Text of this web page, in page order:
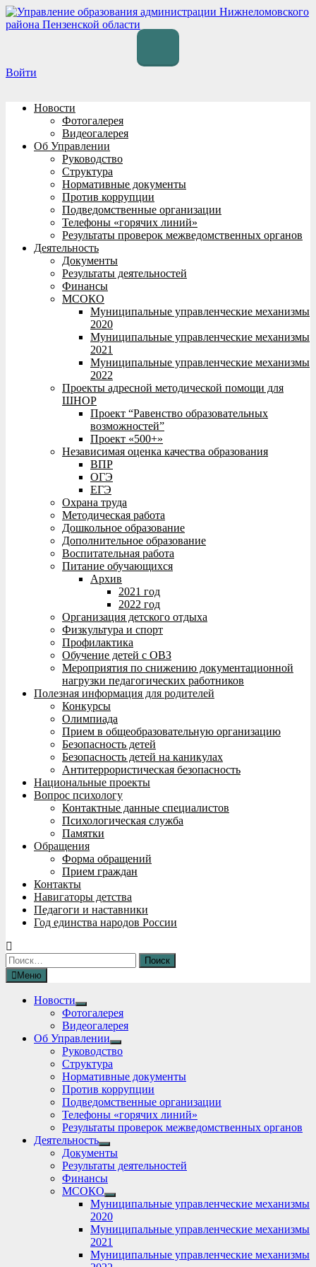
Перейти
к
Войти
Новости
Фотогалерея
Видеогалерея
Об Управлении
Руководство
Структура
Нормативные документы
Против коррупции
Подведомственные организации
Телефоны «горячих линий»
Результаты проверок межведомственных органов
Деятельность
Документы
Результаты деятельностей
Финансы
МСОКО
Муниципальные управленческие механизмы
2020
Муниципальные управленческие механизмы
2021
Муниципальные управленческие механизмы
2022
Проекты адресной методической помощи для
ШНОР
Проект “Равенство образовательных
возможностей”
Проект «500+»
Независимая оценка качества образования
ВПР
ОГЭ
ЕГЭ
Охрана труда
Методическая работа
Дошкольное образование
Дополнительное образование
Воспитательная работа
Питание обучающихся
Архив
2021 год
2022 год
Организация детского отдыха
Физкультура и спорт
Профилактика
Обучение детей с ОВЗ
Мероприятия по снижению документационной
нагрузки педагогических работников
Полезная информация для родителей
Конкурсы
Олимпиада
Прием в общеобразовательную организацию
Безопасность детей
Безопасность детей на каникулах
Антитеррористическая безопасность
Национальные проекты
Вопрос психологу
Контактные данные специалистов
Психологическая служба
Памятки
Обращения
Форма обращений
Прием граждан
Контакты
Навигаторы детства
Педагоги и наставники
Год единства народов России
Найти:
Меню
Новости
Show
sub
menu
Фотогалерея
Видеогалерея
Об Управлении
Show
sub
Руководство
Структура
Нормативные документы
Против коррупции
Подведомственные организации
Телефоны «горячих линий»
Результаты проверок межведомственных органов
Деятельность
Show
sub
menu
Документы
Результаты деятельностей
Финансы
МСОКО
Show
sub
menu
Муниципальные управленческие механизмы
2020
Муниципальные управленческие механизмы
2021
Муниципальные управленческие механизмы